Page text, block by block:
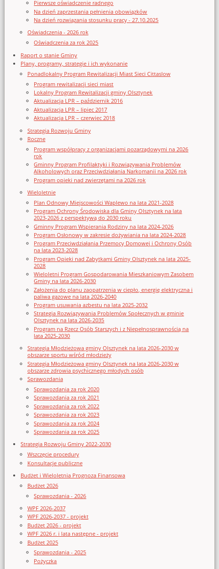
Pierwsze oświadczenie radnego
Na dzień zaprzestania pełnienia obowiązków
Na dzień rozwiązania stosunku pracy - 27.10.2025
Oświadczenia - 2026 rok
Oświadczenia za rok 2025
Raport o stanie Gminy
Plany, programy, strategie i ich wykonanie
Ponadlokalny Program Rewitalizacji Miast Sieci Cittaslow
Program rewitalizacji sieci miast
Lokalny Program Rewitalizacji gminy Olsztynek
Aktualizacja LPR – październik 2016
Aktualizacja LPR – lipiec 2017
Aktualizacja LPR – czerwiec 2018
Strategia Rozwoju Gminy
Roczne
Program współpracy z organizacjami pozarządowymi na 2026
rok
Gminny Program Profilaktyki i Rozwiązywania Problemów
Alkoholowych oraz Przeciwdziałania Narkomanii na 2026 rok
Program opieki nad zwierzętami na 2026 rok
Wieloletnie
Plan Odnowy Miejscowości Waplewo na lata 2021-2028
Program Ochrony Środowiska dla Gminy Olsztynek na lata
2023-2026 z perspektywą do 2030 roku
Gminny Program Wspierania Rodziny na lata 2024-2026
Program Osłonowy w zakresie dożywiania na lata 2024-2028
Program Przeciwdziałania Przemocy Domowej i Ochrony Osób
na lata 2023-2028
Program Opieki nad Zabytkami Gminy Olsztynek na lata 2025-
2028
Wieloletni Program Gospodarowania Mieszkaniowym Zasobem
Gminy na lata 2026-2030
Założenia do planu zaopatrzenia w ciepło, energię elektryczna i
paliwa gazowe na lata 2026-2040
Program usuwania azbestu na lata 2025-2032
Strategia Rozwiązywania Problemów Społecznych w gminie
Olsztynek na lata 2026-2035
Program na Rzecz Osób Starszych i z Niepełnosprawnością na
lata 2025-2030
Strategia Młodzieżowa gminy Olsztynek na lata 2026-2030 w
obszarze sportu wśród młodzieży
Strategia Młodzieżowa gminy Olsztynek na lata 2026-2030 w
obszarze zdrowia psychicznego młodych osób
Sprawozdania
Sprawozdania za rok 2020
Sprawozdania za rok 2021
Sprawozdania za rok 2022
Sprawozdania za rok 2023
Sprawozdania za rok 2024
Sprawozdania za rok 2025
Strategia Rozwoju Gminy 2022-2030
Wszczęcie procedury
Konsultacje publiczne
Budżet i Wieloletnia Prognoza Finansowa
Budżet 2026
Sprawozdania - 2026
WPF 2026-2037
WPF 2026-2037 - projekt
Budżet 2026 - projekt
WPF 2026 r. i lata następne - projekt
Budżet 2025
Sprawozdania - 2025
Pożyczka